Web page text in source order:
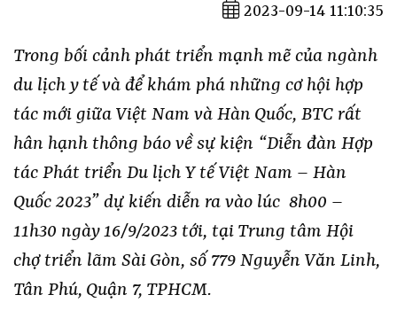
2023-09-14 11:10:35
Trong bối cảnh phát triển mạnh mẽ của ngành
du lịch y tế và để khám phá những cơ hội hợp
tác mới giữa Việt Nam và Hàn Quốc, BTC rất
hân hạnh thông báo về sự kiện “Diễn đàn Hợp
tác Phát triển Du lịch Y tế Việt Nam – Hàn
Quốc 2023” dự kiến diễn ra vào lúc 8h00 –
11h30 ngày 16/9/2023 tới, tại Trung tâm Hội
chợ triển lãm Sài Gòn, số 779 Nguyễn Văn Linh,
Tân Phú, Quận 7, TPHCM.